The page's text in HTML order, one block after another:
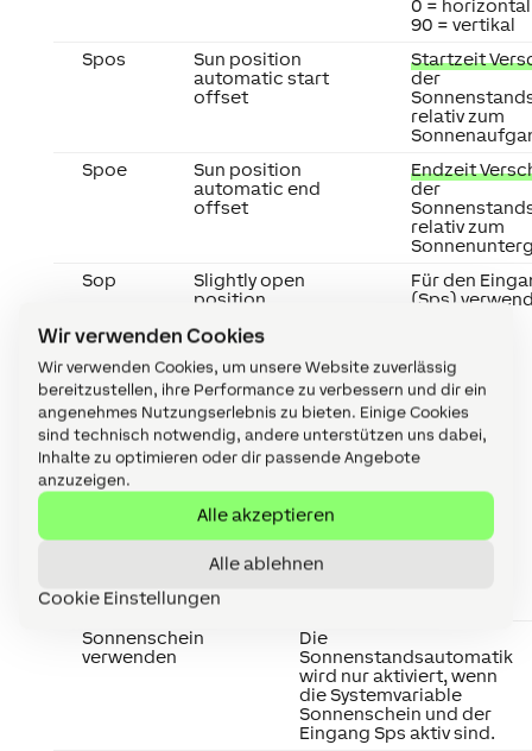
Wir verwenden Cookies
Wir verwenden Cookies, um unsere Website zuverlässig
bereitzustellen, ihre Performance zu verbessern und dir ein
angenehmes Nutzungserlebnis zu bieten. Einige Cookies
sind technisch notwendig, andere unterstützen uns dabei,
Inhalte zu optimieren oder dir passende Angebote
anzuzeigen.
Alle akzeptieren
Alle ablehnen
Cookie Einstellungen
0 = horizontal
90 = vertikal
Spos
Sun position
automatic start
offset
Startzeit
der
relativ zum
Spoe
Sun position
automatic end
offset
Endzeit
der
relativ zum
Sop
Slightly open
position
Für den
(Sps)
Eigenschaften↑
Kurzbeschreibung
Sonnenschein
verwenden
Die
Sonnenstandsautomatik
wird nur aktiviert, wenn
die Systemvariable
Sonnenschein und der
Eingang Sps aktiv sind.